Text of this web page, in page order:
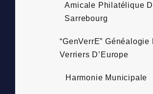
Amicale Philatélique
Sarrebourg
“GenVerrE” Généalogie
Verriers D’Europe
Harmonie Municipale